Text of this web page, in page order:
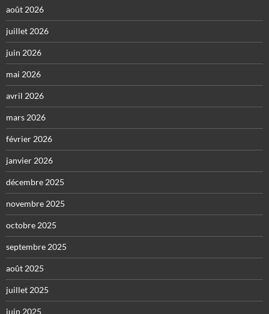
août 2026
juillet 2026
juin 2026
mai 2026
avril 2026
mars 2026
février 2026
janvier 2026
décembre 2025
novembre 2025
octobre 2025
septembre 2025
août 2025
juillet 2025
juin 2025